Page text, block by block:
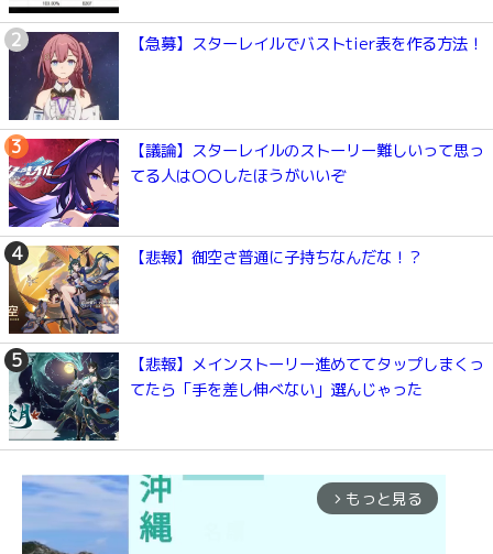
【急募】スターレイルでバストtier表を作る方法！
【議論】スターレイルのストーリー難しいって思っ
てる人は〇〇したほうがいいぞ
【悲報】御空さ普通に子持ちなんだな！？
【悲報】メインストーリー進めててタップしまくっ
てたら「手を差し伸べない」選んじゃった
arrow_forward_ios もっと見る